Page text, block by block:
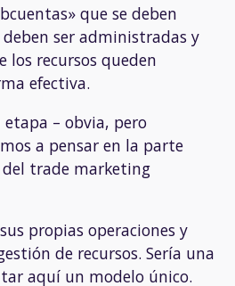
que se deben
ser administradas y
los recursos queden
efectiva.
etapa – obvia, pero
a pensar en la parte
trade marketing
propias operaciones y
de recursos. Sería una
aquí un modelo único.